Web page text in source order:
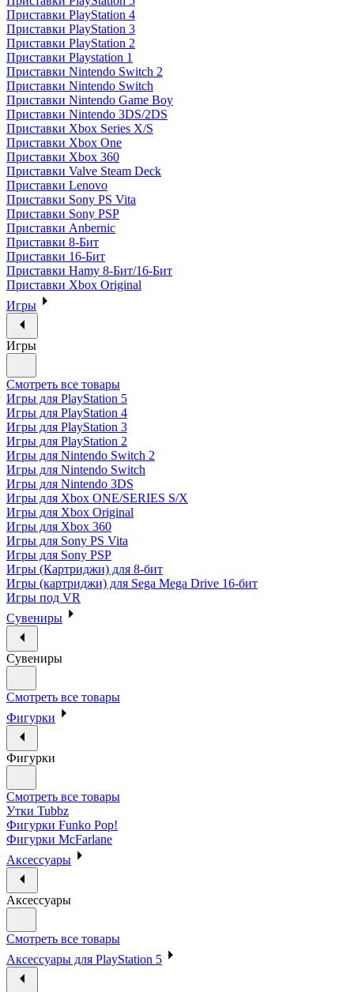
Приставки PlayStation 4
Приставки PlayStation 3
Приставки PlayStation 2
Приставки Playstation 1
Приставки Nintendo Switch 2
Приставки Nintendo Switch
Приставки Nintendo Game Boy
Приставки Nintendo 3DS/2DS
Приставки Xbox Series X/S
Приставки Xbox One
Приставки Xbox 360
Приставки Valve Steam Deck
Приставки Lenovo
Приставки Sony PS Vita
Приставки Sony PSP
Приставки Anbernic
Приставки 8-Бит
Приставки 16-Бит
Приставки Hamy 8-Бит/16-Бит
Приставки Xbox Original
Игры
Игры
Смотреть все товары
Игры для PlayStation 5
Игры для PlayStation 4
Игры для PlayStation 3
Игры для PlayStation 2
Игры для Nintendo Switch 2
Игры для Nintendo Switch
Игры для Nintendo 3DS
Игры для Xbox ONE/SERIES S/X
Игры для Xbox Original
Игры для Xbox 360
Игры для Sony PS Vita
Игры для Sony PSP
Игры (Картриджи) для 8-бит
Игры (картриджи) для Sega Mega Drive 16-бит
Игры под VR
Сувениры
Сувениры
Смотреть все товары
Фигурки
Фигурки
Смотреть все товары
Утки Tubbz
Фигурки Funko Pop!
Фигурки McFarlane
Аксессуары
Аксессуары
Смотреть все товары
Аксессуары для PlayStation 5